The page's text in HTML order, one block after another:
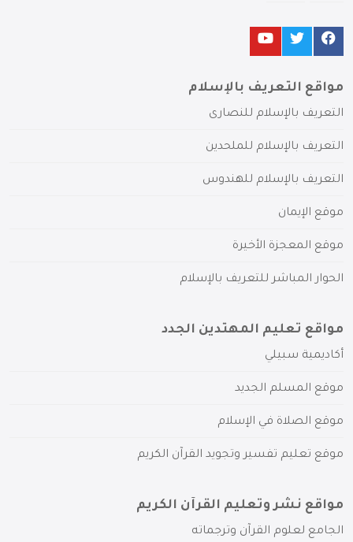
مواقع التعريف بالإسلام
التعريف بالإسلام للنصارى
التعريف بالإسلام للملحدين
التعريف بالإسلام للهندوس
موقع الإيمان
موقع المعجزة الأخيرة
الحوار المباشر للتعريف بالإسلام
مواقع تعليم المهتدين الجدد
أكاديمية سبيلي
موقع المسلم الجديد
موقع الصلاة في الإسلام
موقع تعليم تفسير وتجويد القرآن الكريم
مواقع نشر وتعليم القرآن الكريم
الجامع لعلوم القرآن وترجماته